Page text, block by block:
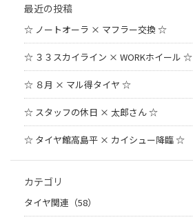
最近の投稿
☆ ノートオーラ × マフラー交換 ☆
☆ ３３スカイライン × WORKホイール ☆
☆ ８月 × マル得タイヤ ☆
☆ スタッフの休日 × 太郎さん ☆
☆ タイヤ館高島平 × カイシュー降臨 ☆
カテゴリ
タイヤ関連（58）